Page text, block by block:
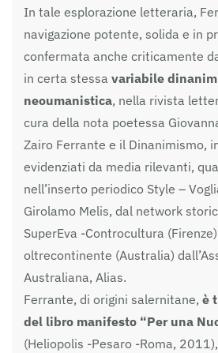
In tale esplorazione letteraria,
navigazione potente, solida e in
confermata anche criticamente
in certa stessa variabile
neoumanistica, nella rivista
cura della nota poetessa
Zairo Ferrante e il Dinanimismo,
evidenziati da media rilevanti,
nell’inserto periodico Style –
Girolamo Melis, dal network
SuperEva -Controcultura
oltrecontinente (Australia)
Australiana, Alias.
Ferrante, di origini salernitane, è
del libro manifesto “Per una
(Heliopolis -Pesaro -Roma,